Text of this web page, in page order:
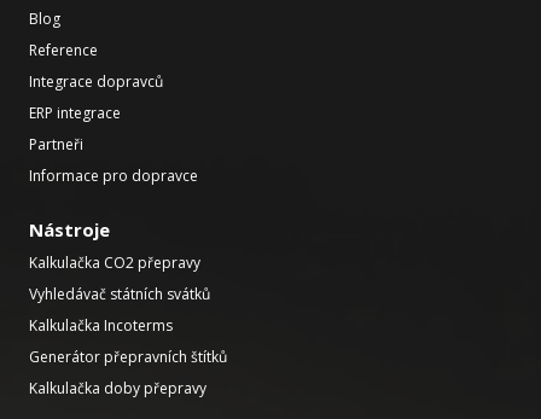
Blog
Reference
Integrace dopravců
ERP integrace
Partneři
Informace pro dopravce
Nástroje
Kalkulačka CO2 přepravy
Vyhledávač státních svátků
Kalkulačka Incoterms
Generátor přepravních štítků
Kalkulačka doby přepravy